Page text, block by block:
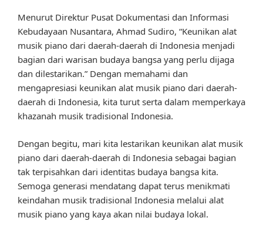
Menurut Direktur Pusat Dokumentasi dan Informasi
Kebudayaan Nusantara, Ahmad Sudiro, “Keunikan alat
musik piano dari daerah-daerah di Indonesia menjadi
bagian dari warisan budaya bangsa yang perlu dijaga
dan dilestarikan.” Dengan memahami dan
mengapresiasi keunikan alat musik piano dari daerah-
daerah di Indonesia, kita turut serta dalam memperkaya
khazanah musik tradisional Indonesia.
Dengan begitu, mari kita lestarikan keunikan alat musik
piano dari daerah-daerah di Indonesia sebagai bagian
tak terpisahkan dari identitas budaya bangsa kita.
Semoga generasi mendatang dapat terus menikmati
keindahan musik tradisional Indonesia melalui alat
musik piano yang kaya akan nilai budaya lokal.